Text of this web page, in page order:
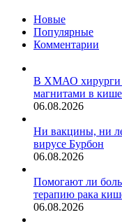
Новые
Популярные
Комментарии
В ХМАО хирурги
магнитами в
06.08.2026
Ни вакцины, ни
вирусе Бурбон
06.08.2026
Помогают ли
терапию рака
06.08.2026